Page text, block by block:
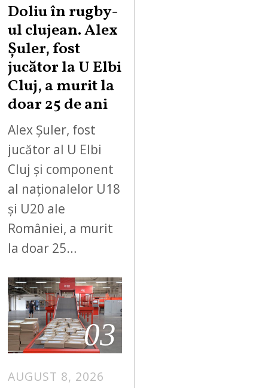
Doliu în rugby-
ul clujean. Alex
Șuler, fost
jucător la U Elbi
Cluj, a murit la
doar 25 de ani
Alex Șuler, fost
jucător al U Elbi
Cluj și component
al naționalelor U18
și U20 ale
României, a murit
la doar 25…
03
AUGUST 8, 2026